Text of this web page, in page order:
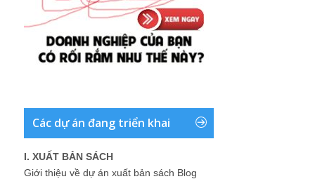
Các dự án đang triển khai
I. XUẤT BẢN SÁCH
Giới thiệu về dự án xuất bản sách Blog